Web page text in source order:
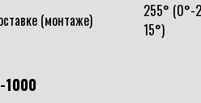
(монтаже)
255° (0°-
15°)